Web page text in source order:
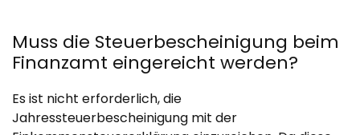
Muss die Steuerbescheinigung beim
Finanzamt eingereicht werden?
Es ist nicht erforderlich, die
Jahressteuerbescheinigung mit der